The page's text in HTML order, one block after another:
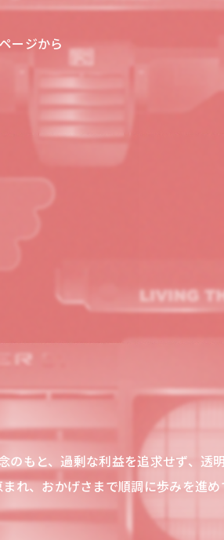
ージから
もと、過剰な利益を追求せず、透
れ、おかげさまで順調に歩みを進め